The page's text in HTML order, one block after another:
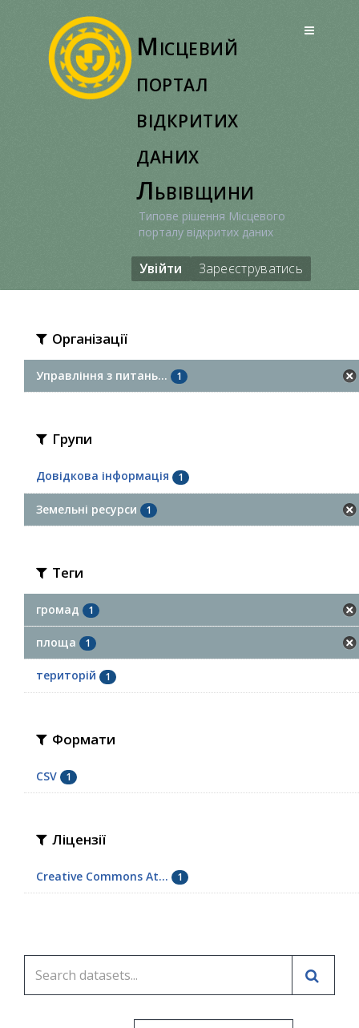
Місцевий
портал
відкритих
даних
Львівщини
Типове рішення Місцевого
порталу відкритих даних
Увійти Зареєструватись
Організації
Управління з питань... 1
Групи
Довідкова інформація 1
Земельні ресурси 1
Теги
громад 1
площа 1
територій 1
Формати
CSV 1
Ліцензії
Creative Commons At... 1